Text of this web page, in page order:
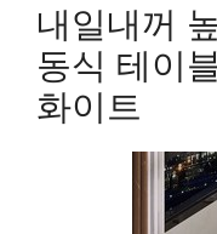
내일내꺼
동식 테이
화이트